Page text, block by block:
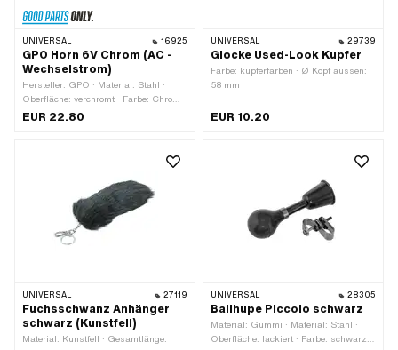
UNIVERSAL 16925
GPO Horn 6V Chrom (AC -
Wechselstrom)
Hersteller: GPO · Material: Stahl ·
Oberfläche: verchromt · Farbe: Chrom ·
Spannung: 6 V · Stromart:
Gesamtlänge: 105 mm · Breite: 71.3
mm · Befestigungsart: Schrauben ·
Anzahl Befestigungspunkte: 2 Stk.
EUR 22.80
UNIVERSAL 29739
Glocke Used-Look Kupfer
Farbe: kupferfarben · Ø Kopf aussen:
58 mm
EUR 10.20
UNIVERSAL 27119
Fuchsschwanz Anhänger
schwarz (Kunstfell)
Material: Kunstfell · Gesamtlänge:
UNIVERSAL 28305
Ballhupe Piccolo schwarz
Material: Gummi · Material: Stahl ·
Oberfläche: lackiert · Farbe: schwarz ·